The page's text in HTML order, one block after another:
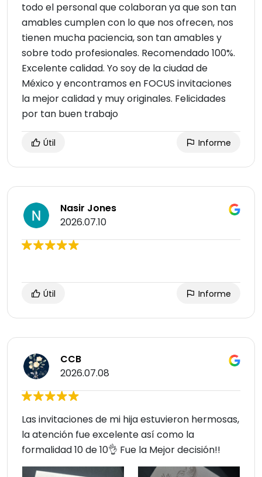
todo el personal que colaboran ya que son tan
amables cumplen con lo que nos ofrecen, nos
tienen mucha paciencia, son tan amables y
sobre todo profesionales. Recomendado 100%.
Excelente calidad. Yo soy de la ciudad de
México y encontramos en FOCUS invitaciones
la mejor calidad y muy originales. Felicidades
por tan buen trabajo
Útil Informe
Nasir Jones
2026.07.10
Útil Informe
CCB
2026.07.08
Las invitaciones de mi hija estuvieron hermosas,
la atención fue excelente así como la
formalidad 10 de 10👌 Fue la Mejor decisión!!